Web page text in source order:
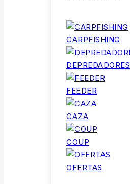
CARPFISHING
DEPREDADORES
FEEDER
CAZA
COUP
OFERTAS